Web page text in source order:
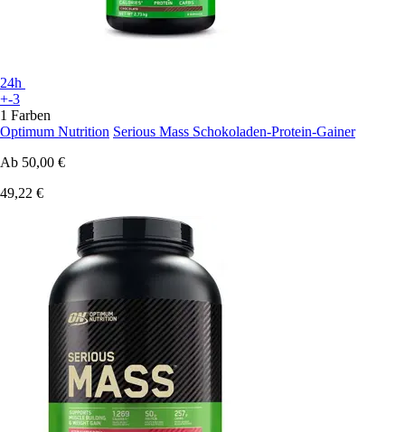
24h
+-3
1 Farben
Optimum Nutrition Serious Mass Schokoladen-Protein-Gainer
Ab 50,00 €
49,22 €